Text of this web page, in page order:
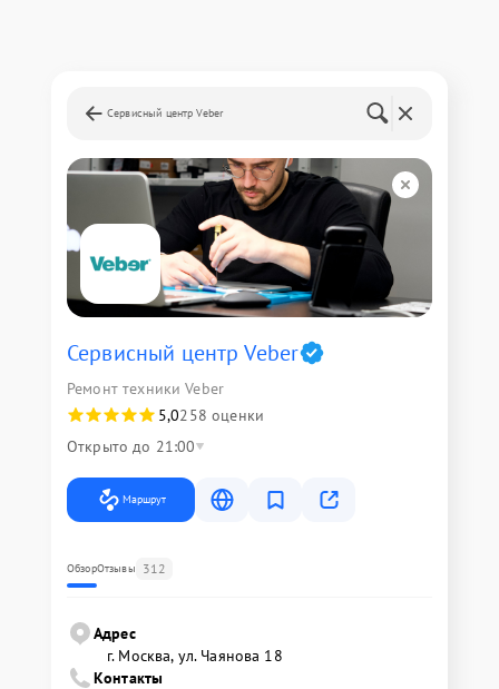
Сервисный центр Veber
Сервисный центр Veber
Ремонт техники Veber
5,0258 оценки
Открыто до 21:00
Маршрут
ОбзорОтзывы 312
Адрес
г. Москва, ул. Чаянова 18
Контакты